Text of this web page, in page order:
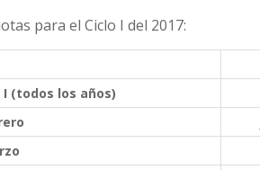
para el Ciclo I del 2017:
(todos los años)